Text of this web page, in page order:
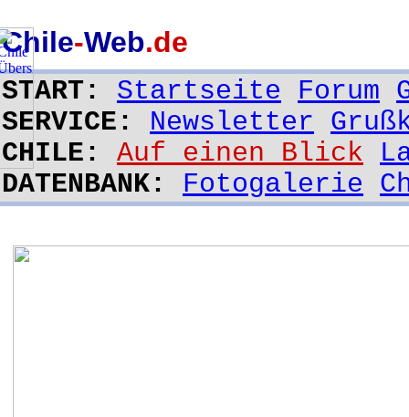
Chile-Web.de
START: Startseite Forum
SERVICE: Newsletter
CHILE: Auf einen Blick
DATENBANK: Fotogalerie